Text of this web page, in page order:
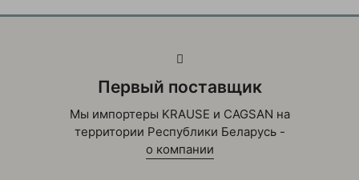
Первый поставщик
Мы импортеры KRAUSE и CAGSAN на
территории Республики Беларусь -
о компании